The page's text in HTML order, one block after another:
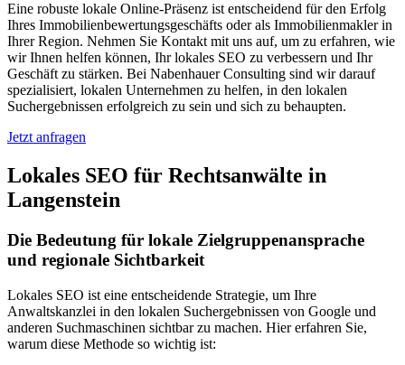
Eine robuste lokale Online-Präsenz ist entscheidend für den Erfolg
Ihres Immobilienbewertungsgeschäfts oder als Immobilienmakler in
Ihrer Region. Nehmen Sie Kontakt mit uns auf, um zu erfahren, wie
wir Ihnen helfen können, Ihr lokales SEO zu verbessern und Ihr
Geschäft zu stärken. Bei Nabenhauer Consulting sind wir darauf
spezialisiert, lokalen Unternehmen zu helfen, in den lokalen
Suchergebnissen erfolgreich zu sein und sich zu behaupten.
Jetzt anfragen
Lokales SEO für Rechtsanwälte in
Langenstein
Die Bedeutung für lokale Zielgruppenansprache
und regionale Sichtbarkeit
Lokales SEO ist eine entscheidende Strategie, um Ihre
Anwaltskanzlei in den lokalen Suchergebnissen von Google und
anderen Suchmaschinen sichtbar zu machen. Hier erfahren Sie,
warum diese Methode so wichtig ist: